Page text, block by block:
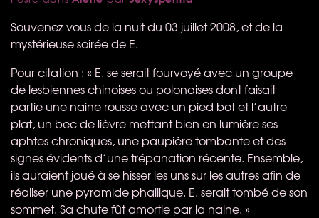
Souvenez vous de la nuit du 03 juillet 2008, et de la
mystérieuse soirée de E.
Pour citation : « E. se serait fourvoyé avec un groupe
de lesbiennes chinoises ou polonaises dont faisait
partie une naine rousse avec un pied bot et l’autre
plat, un bec de lièvre mettant bien en lumière ses
aphtes chroniques, une paupière tombante et des
signes évidents d’une trépanation récente. Ensemble,
ils auraient joué à se hisser les uns sur les autres afin de
réaliser une pyramide phallique. E. serait tombé de son
sommet. Sa chute fût amortie par la naine. »